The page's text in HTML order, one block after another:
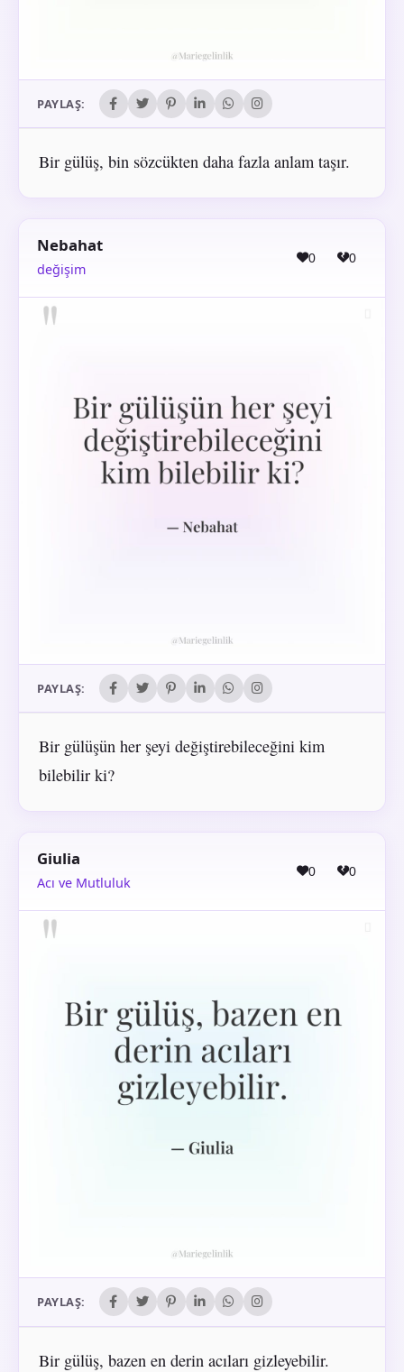
PAYLAŞ:
Bir gülüş, bin sözcükten daha fazla anlam taşır.
Nebahat
değişim
0 0
PAYLAŞ:
Bir gülüşün her şeyi değiştirebileceğini kim
bilebilir ki?
Giulia
Acı ve Mutluluk
0 0
PAYLAŞ:
Bir gülüş, bazen en derin acıları gizleyebilir.